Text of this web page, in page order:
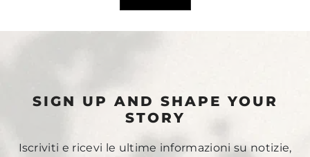
SIGN UP AND SHAPE YOUR
STORY
Iscriviti e ricevi le ultime informazioni su notizie,